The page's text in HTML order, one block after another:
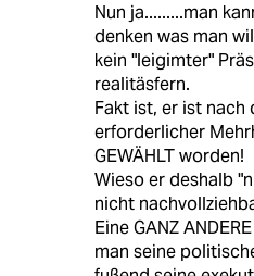
Nun ja.........man
denken was man
kein "leigimter"
realitäsfern.
Fakt ist, er ist nach
erforderlicher
GEWÄHLT worden!
Wieso er deshalb
nicht
Eine GANZ
man seine